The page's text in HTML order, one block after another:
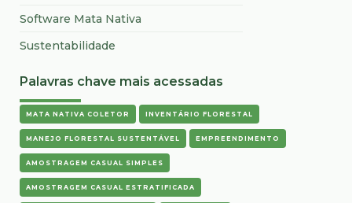
Software Mata Nativa
Sustentabilidade
Palavras chave mais acessadas
MATA NATIVA COLETOR INVENTÁRIO FLORESTAL
MANEJO FLORESTAL SUSTENTÁVEL EMPREENDIMENTO
AMOSTRAGEM CASUAL SIMPLES
AMOSTRAGEM CASUAL ESTRATIFICADA